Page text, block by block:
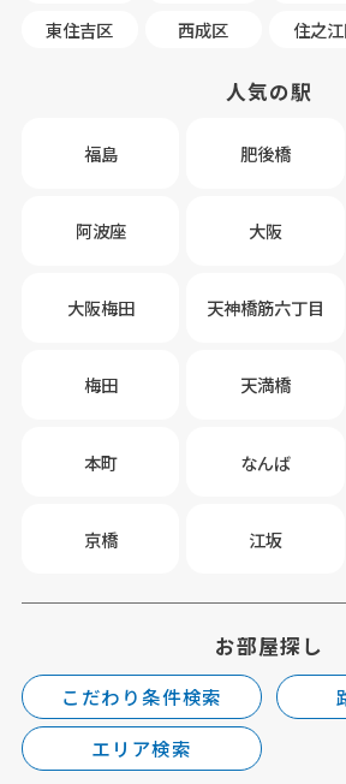
東住吉区
西成区 住之
人気の駅
福島 肥後橋
阿波座 大阪
大阪梅田 天神橋筋六丁目
梅田 天満橋
本町 なんば
京橋 江坂
お部屋探し
こだわり条件検索
エリア検索